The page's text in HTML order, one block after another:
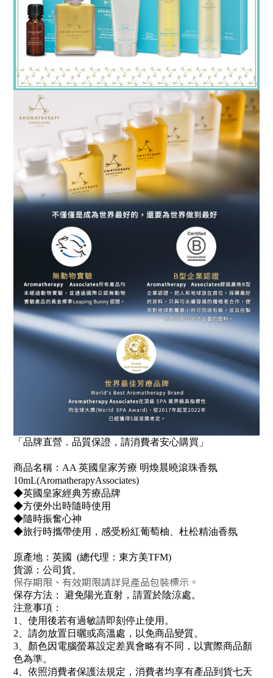
「品牌直營．品質保證，請消費者安心購買」
商品名稱： AA 英國皇家芳療 明煥晨曉滾珠香氛
10mL(AromatherapyAssociates)
◆英國皇家經典芳療品牌
◆方便外出時隨時使用
◆隨時振奮心神
◆旅行時攜帶使用，感受粉紅葡萄柚、杜松精油香氛
原產地： 英國 (總代理：東方美TFM)
貨源：公司貨。
保存期限、有效期限請詳見產品包裝標示。
保存方法： 避免陽光直射，請置於陰涼處。
注意事項：
1
、使用後若有過敏請即刻停止使用。
2 、請勿放置日曬或高溫處，以免商品變質。
3 、顏色因電腦螢幕設定差異會略有不同，以實際商品顏
色為準。
4 、依照消費者保護法規定，消費者均享有產品到貨七天